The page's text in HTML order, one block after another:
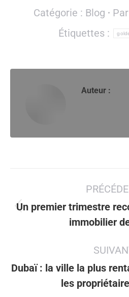
Catégorie : Blog Par
Étiquettes :
Auteur :
article
Un premier trimestre
immobilier
Dubaï : la ville la plus
les